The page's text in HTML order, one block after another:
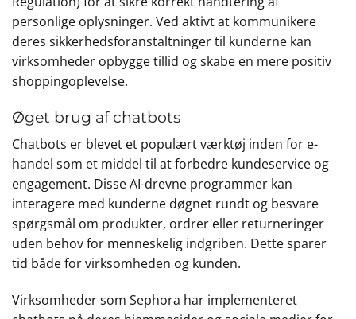
personlige oplysninger. Ved aktivt at kommunikere
deres sikkerhedsforanstaltninger til kunderne kan
virksomheder opbygge tillid og skabe en mere positiv
shoppingoplevelse.
Øget brug af chatbots
Chatbots er blevet et populært værktøj inden for e-
handel som et middel til at forbedre kundeservice og
engagement. Disse AI-drevne programmer kan
interagere med kunderne døgnet rundt og besvare
spørgsmål om produkter, ordrer eller returneringer
uden behov for menneskelig indgriben. Dette sparer
tid både for virksomheden og kunden.
Virksomheder som Sephora har implementeret